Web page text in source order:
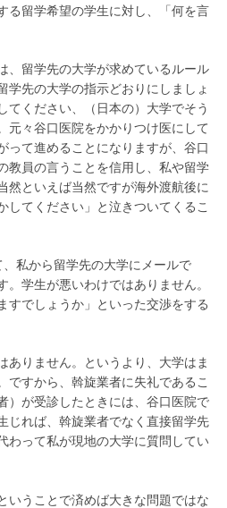
る留学希望の学生に対し、「何を言
留学先の大学が求めているルール
学先の大学の指示どおりにしましょ
てください、（日本の）大学でそう
元々谷口医院をかかりつけ医にして
って進めることになりますが、谷口
教員の言うことを信用し、私や留学
然といえば当然ですが海外渡航後に
してください」と泣きついてくるこ
私から留学先の大学にメールで
。学生が悪いわけではありません。
すでしょうか」といった交渉をする
りません。というより、大学はま
ですから、斡旋業者に失礼であるこ
）が受診したときには、谷口医院で
じれば、斡旋業者でなく直接留学先
わって私が現地の大学に質問してい
うことで済めば大きな問題ではな